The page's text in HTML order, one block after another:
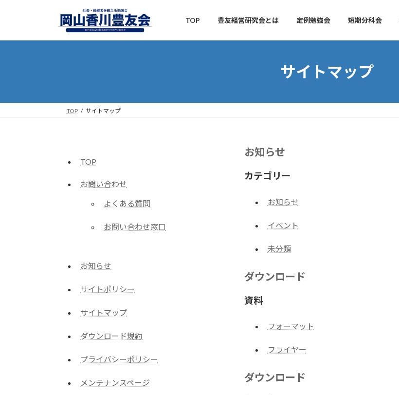
ン
ー
TOP 豊友経営研究会とは 定例勉強会 短期分科会
サイトマップ
TOP サイトマップ
TOP
お問い合わせ
よくある質問
お問い合わせ窓口
お知らせ
サイトポリシー
サイトマップ
ダウンロード規約
プライバシーポリシー
メンテナンスページ
お知らせ
カテゴリー
お知らせ
イベント
未分類
ダウンロード
資料
フォーマット
フライヤー
ダウンロード